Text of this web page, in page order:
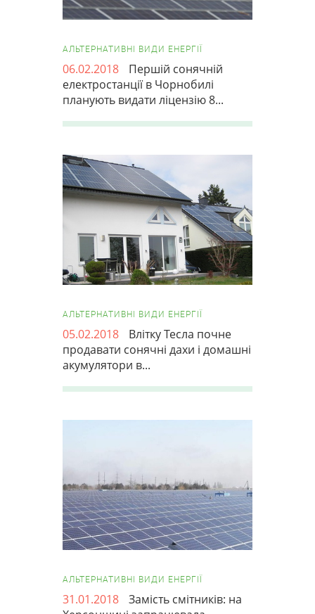
АЛЬТЕРНАТИВНІ ВИДИ ЕНЕРГІЇ
06.02.2018
Першій сонячній
електростанції в Чорнобилі
планують видати ліцензію 8...
АЛЬТЕРНАТИВНІ ВИДИ ЕНЕРГІЇ
05.02.2018
Влітку Тесла почне
продавати сонячні дахи і домашні
акумулятори в...
АЛЬТЕРНАТИВНІ ВИДИ ЕНЕРГІЇ
31.01.2018
Замість смітників: на